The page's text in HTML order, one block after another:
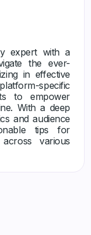
expert with a
the ever-
in effective
specific
to empower
With a deep
and audience
tips for
various